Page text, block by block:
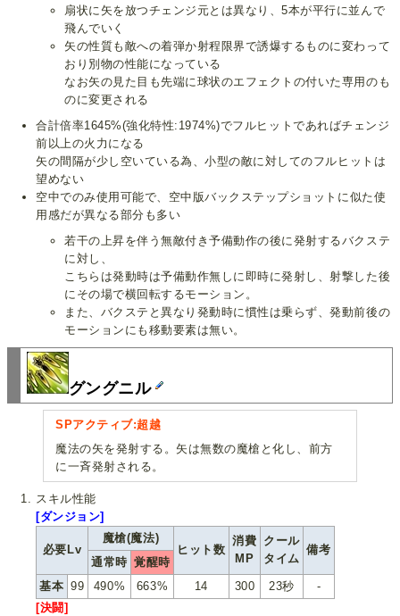
扇状に矢を放つチェンジ元とは異なり、5本が平行に並んで
飛んでいく
矢の性質も敵への着弾か射程限界で誘爆するものに変わって
おり別物の性能になっている
なお矢の見た目も先端に球状のエフェクトの付いた専用のも
のに変更される
合計倍率1645%(強化特性:1974%)でフルヒットであればチェンジ
前以上の火力になる
矢の間隔が少し空いている為、小型の敵に対してのフルヒットは
望めない
空中でのみ使用可能で、空中版バックステップショットに似た使
用感だが異なる部分も多い
若干の上昇を伴う無敵付き予備動作の後に発射するバクステ
に対し、
こちらは発動時は予備動作無しに即時に発射し、射撃した後
にその場で横回転するモーション。
また、バクステと異なり発動時に慣性は乗らず、発動前後の
モーションにも移動要素は無い。
グングニル
SPアクティブ:超越
魔法の矢を発射する。矢は無数の魔槍と化し、前方
に一斉発射される。
スキル性能
[ダンジョン]
必要Lv
魔槍(魔法)
ヒット数
消費
MP
クール
タイム
備考
通常時 覚醒時
基本 99 490% 663% 14 300 23秒
-
[決闘]